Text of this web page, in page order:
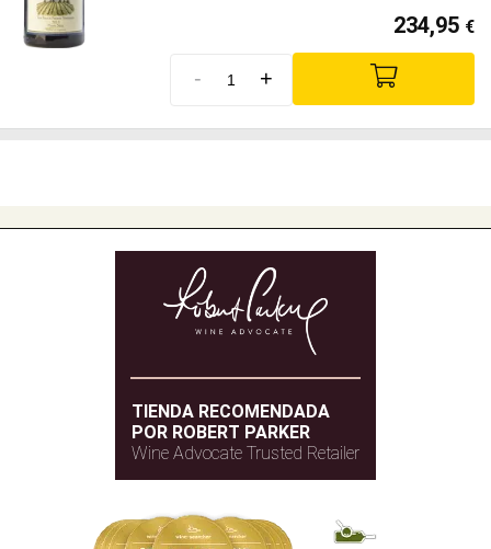
234,95 €
- +
TIENDA RECOMENDADA
POR ROBERT PARKER
Wine Advocate Trusted Retailer